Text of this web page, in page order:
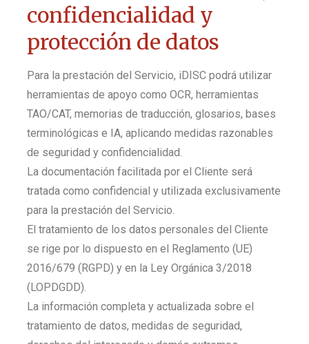
confidencialidad y
protección de datos
Para la prestación del Servicio, iDISC podrá utilizar
herramientas de apoyo como OCR, herramientas
TAO/CAT, memorias de traducción, glosarios, bases
terminológicas e IA, aplicando medidas razonables
de seguridad y confidencialidad.
La documentación facilitada por el Cliente será
tratada como confidencial y utilizada exclusivamente
para la prestación del Servicio.
El tratamiento de los datos personales del Cliente
se rige por lo dispuesto en el Reglamento (UE)
2016/679 (RGPD) y en la Ley Orgánica 3/2018
(LOPDGDD).
La información completa y actualizada sobre el
tratamiento de datos, medidas de seguridad,